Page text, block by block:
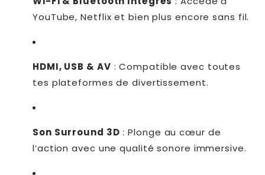
YouTube, Netflix et bien plus encore sans fil.
HDMI, USB & AV : Compatible avec toutes
tes plateformes de divertissement.
Son Surround 3D : Plonge au cœur de
l’action avec une qualité sonore immersive.